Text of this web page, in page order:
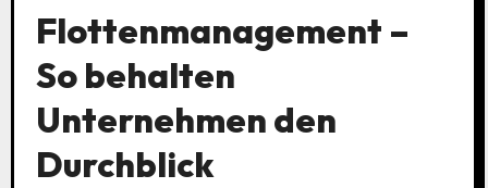
Flottenmanagement –
So behalten
Unternehmen den
Durchblick